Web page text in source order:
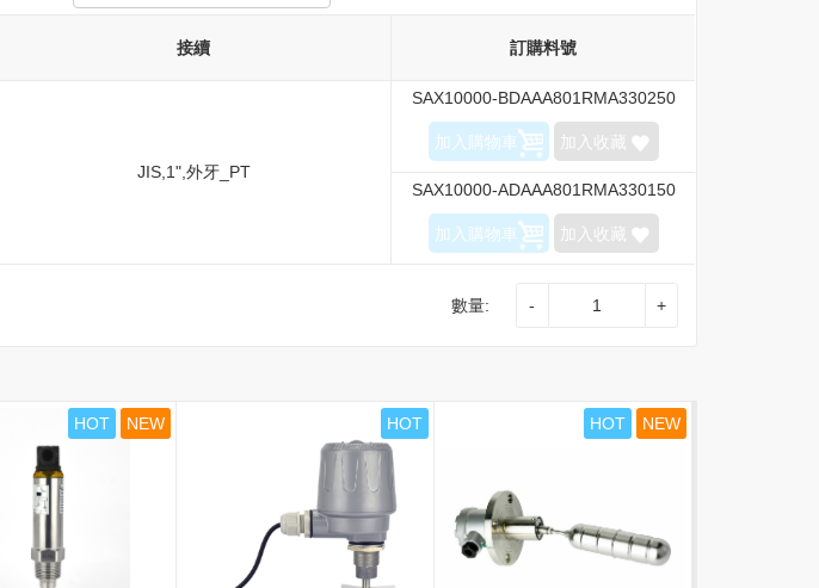
接續 訂購料號
JIS,1",外牙_PT
SAX10000-BDAAA801RMA330250
加入購物車 加入收藏
SAX10000-ADAAA801RMA330150
加入購物車 加入收藏
數量: - +
HOT NEW HOT HOT NEW